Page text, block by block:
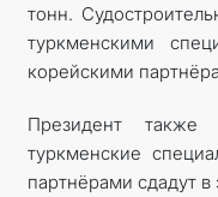
тонн.
туркменскими
корейскими
Президент
туркменские
партнёрами сдадут